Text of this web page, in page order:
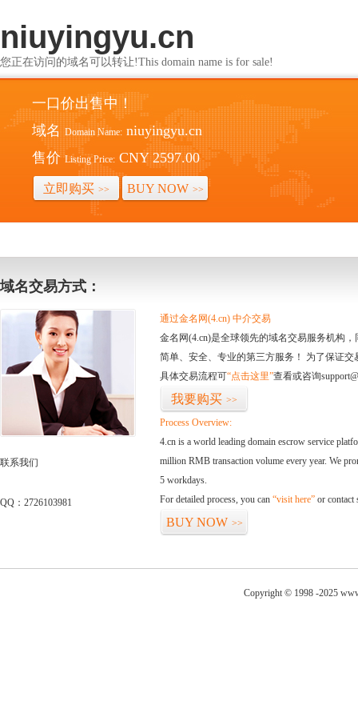
niuyingyu.cn
您正在访问的域名可以转让!This domain name is for sale!
一口价出售中！
域名 Domain Name: niuyingyu.cn
售价 Listing Price: CNY 2597.00
立即购买 >> BUY NOW >>
域名交易方式：
联系我们
QQ：2726103981
通过金名网(4.cn) 中介交易
金名网(4.cn)是全球领先的域名交易服务机构
简单、安全、专业的第三方服务！ 为了保证
具体交易流程可“点击这里”查看或咨询
我要购买 >>
Process Overview:
4.cn is a world leading domain escrow service
million RMB transaction volume every year. We
5 workdays.
For detailed process, you can “visit here” or contact
BUY NOW >>
Copyright © 1998 -2025